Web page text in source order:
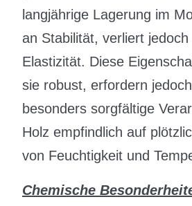
langjährige Lagerung im
an Stabilität, verliert
Elastizität. Diese
sie robust, erfordern
besonders sorgfältige
Holz empfindlich auf
von Feuchtigkeit und
Chemische